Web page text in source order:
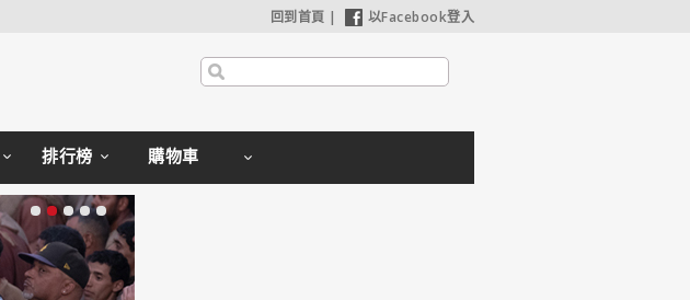
回到首頁 | 以Facebook登入
排行榜 購物車